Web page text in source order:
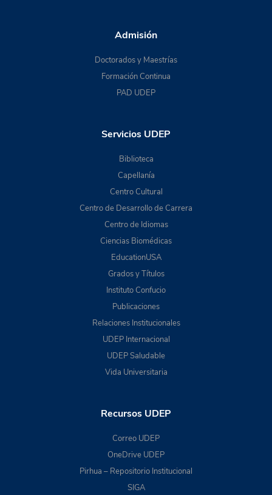
Admisión
Doctorados y Maestrías
Formación Continua
PAD UDEP
Servicios UDEP
Biblioteca
Capellanía
Centro Cultural
Centro de Desarrollo de Carrera
Centro de Idiomas
Ciencias Biomédicas
EducationUSA
Grados y Títulos
Instituto Confucio
Publicaciones
Relaciones Institucionales
UDEP Internacional
UDEP Saludable
Vida Universitaria
Recursos UDEP
Correo UDEP
OneDrive UDEP
Pirhua – Repositorio Institucional
SIGA